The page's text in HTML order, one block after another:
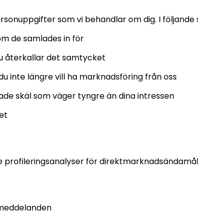
som vi behandlar om dig. I
de samlades in för
återkallar det samtycket
inte längre vill ha marknadsföring från oss
skäl som väger tyngre än dina intressen
för